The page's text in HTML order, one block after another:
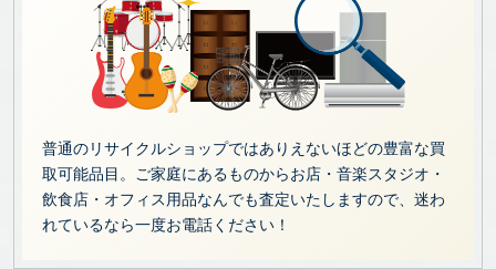
普通のリサイクルショップではありえないほどの豊富な買
取可能品目。ご家庭にあるものからお店・音楽スタジオ・
飲食店・オフィス用品なんでも査定いたしますので、迷わ
れているなら一度お電話ください！